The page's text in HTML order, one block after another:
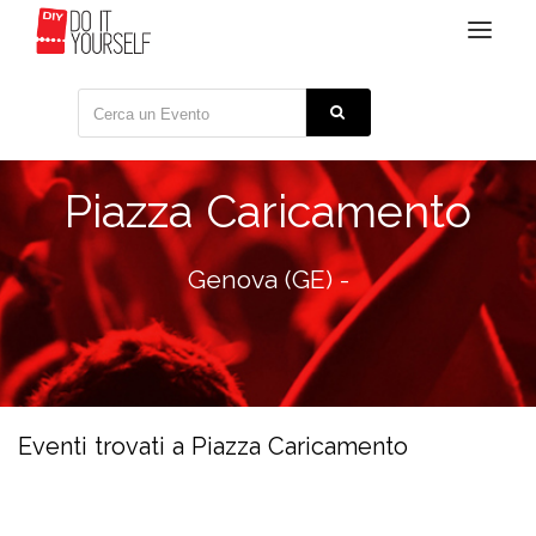
Toggle
Piazza Caricamento
Genova (GE) -
Eventi trovati a Piazza Caricamento